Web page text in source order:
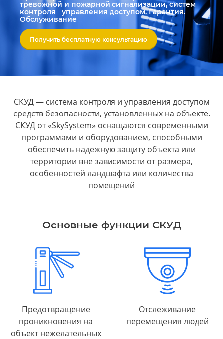
тревожной и пожарной сигнализации, систем
контроля управления доступом. Гарантия.
Обслуживание
Получить бесплатную консультацию
СКУД — система контроля и управления доступом
средств безопасности, установленных на объекте.
СКУД от «SkySystem» оснащаются современными
программами и оборудованием, способными
обеспечить надежную защиту объекта или
территории вне зависимости от размера,
особенностей ландшафта или количества
помещений
Основные функции СКУД
Предотвращение
проникновения на
объект нежелательных
Отслеживание
перемещения людей